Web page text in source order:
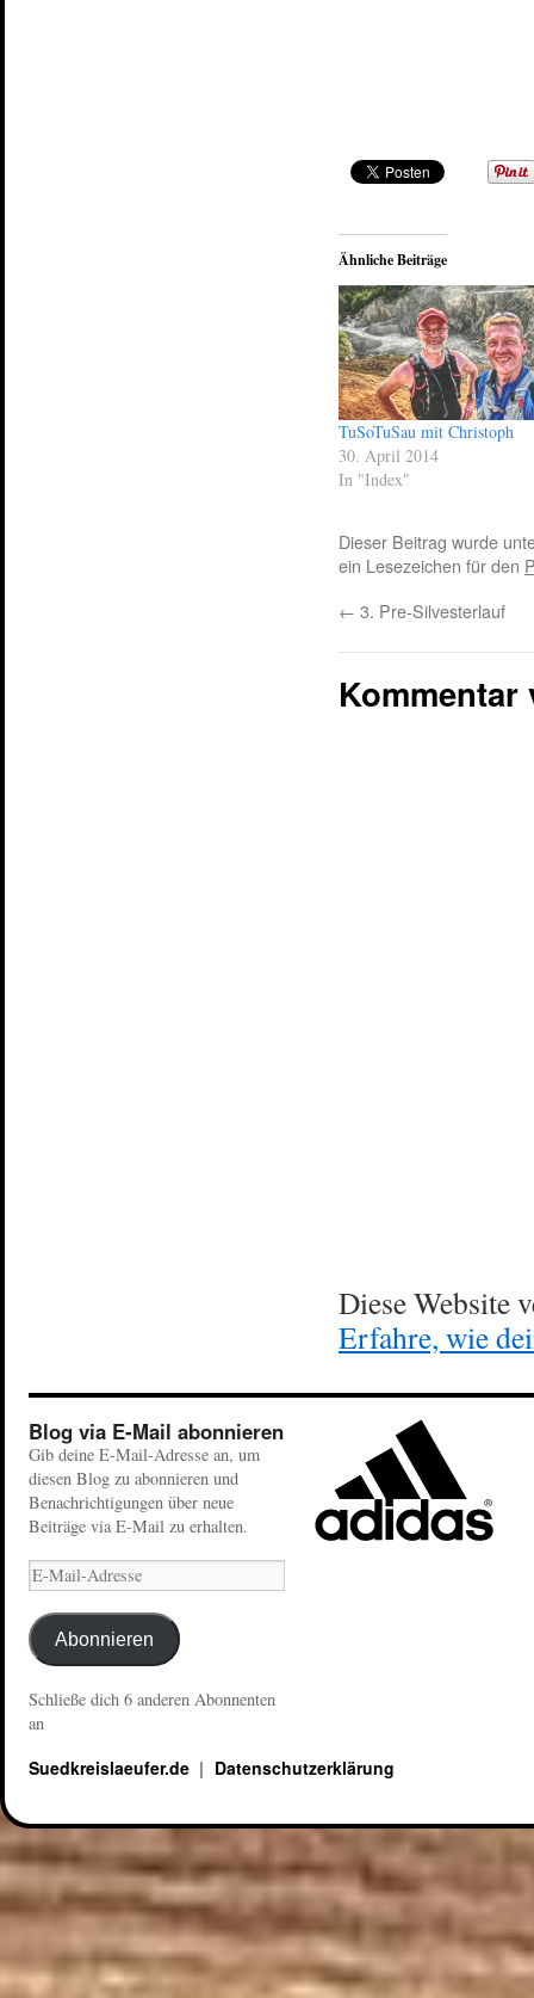
Ähnliche Beiträge
TuSoTuSau mit Christoph
30. April 2014
In "Index"
Dieser Beitrag wurde
ein Lesezeichen für den
← 3. Pre-Silvesterlauf
Kommentar
Diese Website
Erfahre, wie
Blog via E-Mail abonnieren
Gib deine E-Mail-Adresse an, um
diesen Blog zu abonnieren und
Benachrichtigungen über neue
Beiträge via E-Mail zu erhalten.
Abonnieren
Schließe dich 6 anderen Abonnenten
an
Suedkreislaeufer.de Datenschutzerklärung